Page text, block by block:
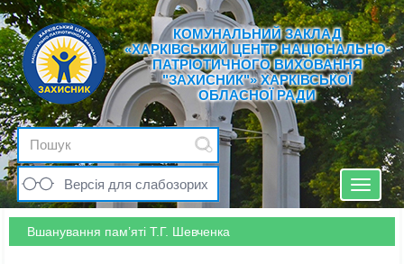
КОМУНАЛЬНИЙ ЗАКЛАД
«ХАРКІВСЬКИЙ ЦЕНТР НАЦІОНАЛЬНО-
ПАТРІОТИЧНОГО ВИХОВАННЯ
"ЗАХИСНИК"» ХАРКІВСЬКОЇ
ОБЛАСНОЇ РАДИ
Версія для слабозорих
Toggle
Вшанування пам’яті Т.Г. Шевченка